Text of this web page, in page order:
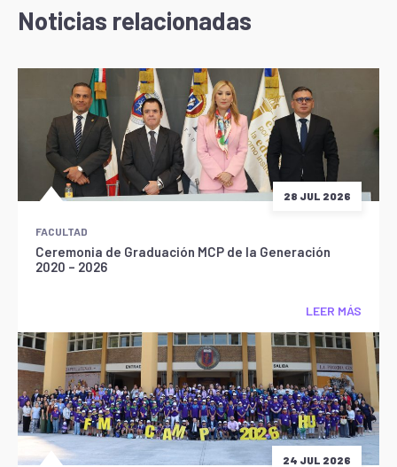
Noticias relacionadas
28 JUL 2026
FACULTAD
Ceremonia de Graduación MCP de la Generación
2020 – 2026
LEER MÁS
24 JUL 2026